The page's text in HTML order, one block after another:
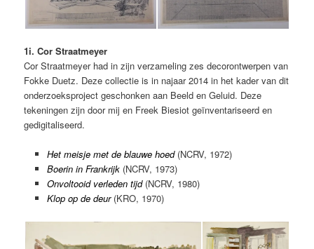
1i. Cor Straatmeyer
Cor Straatmeyer had in zijn verzameling zes decorontwerpen van
Fokke Duetz. Deze collectie is in najaar 2014 in het kader van dit
onderzoeksproject geschonken aan Beeld en Geluid. Deze
tekeningen zijn door mij en Freek Biesiot geïnventariseerd en
gedigitaliseerd.
Het meisje met de blauwe hoed(NCRV, 1972)
Boerin in Frankrijk(NCRV, 1973)
Onvoltooid verleden tijd(NCRV, 1980)
Klop op de deur(KRO, 1970)